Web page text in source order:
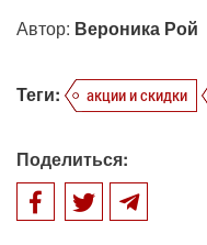
Автор: Вероника Рой
Теги: акции и скидки
Поделиться: